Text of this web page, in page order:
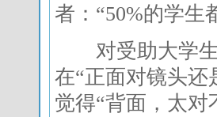
者：“50%的学生
对受助大学生
在“正面对镜头还
觉得“背面，太